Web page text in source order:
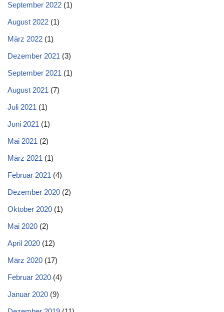
September 2022 (1)
August 2022 (1)
März 2022 (1)
Dezember 2021 (3)
September 2021 (1)
August 2021 (7)
Juli 2021 (1)
Juni 2021 (1)
Mai 2021 (2)
März 2021 (1)
Februar 2021 (4)
Dezember 2020 (2)
Oktober 2020 (1)
Mai 2020 (2)
April 2020 (12)
März 2020 (17)
Februar 2020 (4)
Januar 2020 (9)